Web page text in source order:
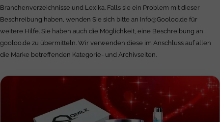
Branchenverzeichnisse und Lexika. Falls sie ein Problem mit dieser
Beschreibung haben, wenden Sie sich bitte an Info@Gooloo.de für
weitere Hilfe. Sie haben auch die Möglichkeit, eine Beschreibung an
gooloo.de zu übermitteln. Wir verwenden diese im Anschluss auf allen
die Marke betreffenden Kategorie- und Archivseiten.